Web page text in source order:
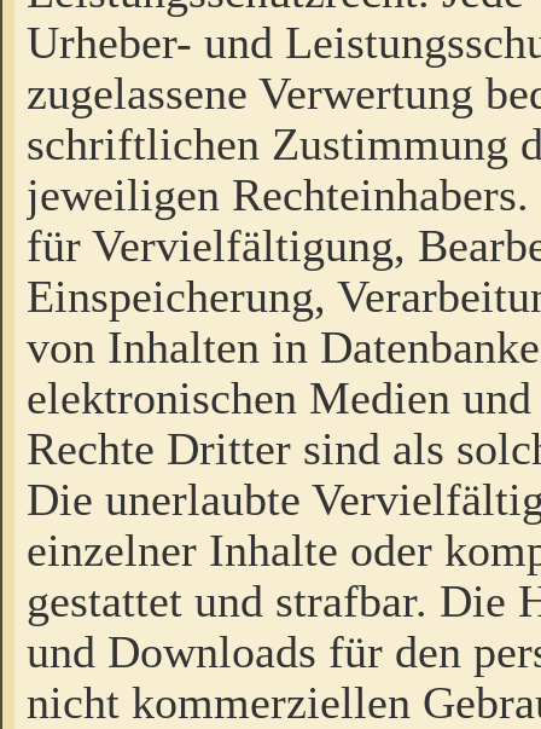
Urheber- und
zugelassene Verwertung
schriftlichen Zustimmung
jeweiligen
für Vervielfältigung,
Einspeicherung,
von Inhalten in
elektronischen Medien
Rechte Dritter sind als
Die unerlaubte
einzelner Inhalte oder
gestattet und strafbar. Die
und Downloads für den
nicht kommerziellen